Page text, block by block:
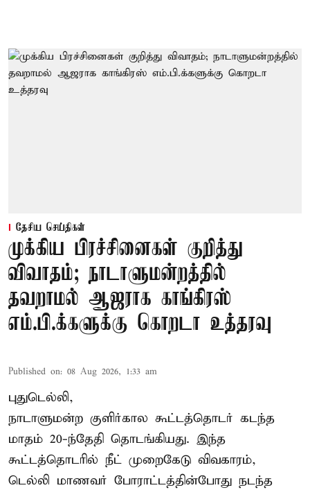
தேசிய செய்திகள்
முக்கிய பிரச்சினைகள் குறித்து
விவாதம்; நாடாளுமன்றத்தில்
தவறாமல் ஆஜராக காங்கிரஸ்
எம்.பி.க்களுக்கு கொறடா உத்தரவு
Published on: 08 Aug 2026, 1:33 am
புதுடெல்லி,
நாடாளுமன்ற குளிர்கால கூட்டத்தொடர் கடந்த
மாதம் 20-ந்தேதி தொடங்கியது. இந்த
கூட்டத்தொடரில் நீட் முறைகேடு விவகாரம்,
டெல்லி மாணவர் போராட்டத்தின்போது நடந்த